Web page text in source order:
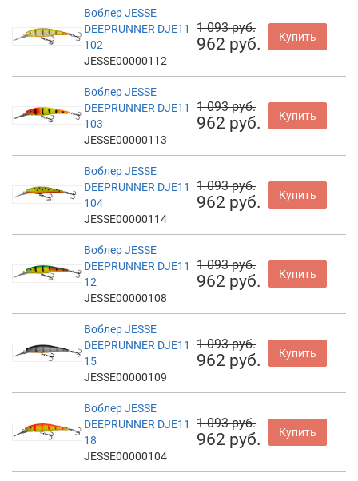
Воблер JESSE
DEEPRUNNER DJE11
102
JESSE00000112
1 093 руб.
962 руб. Купить
Воблер JESSE
DEEPRUNNER DJE11
103
JESSE00000113
1 093 руб.
962 руб. Купить
Воблер JESSE
DEEPRUNNER DJE11
104
JESSE00000114
1 093 руб.
962 руб. Купить
Воблер JESSE
DEEPRUNNER DJE11
12
JESSE00000108
1 093 руб.
962 руб. Купить
Воблер JESSE
DEEPRUNNER DJE11
15
JESSE00000109
1 093 руб.
962 руб. Купить
Воблер JESSE
DEEPRUNNER DJE11
18
JESSE00000104
1 093 руб.
962 руб. Купить